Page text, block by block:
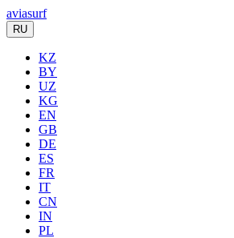
aviasurf
RU
KZ
BY
UZ
KG
EN
GB
DE
ES
FR
IT
CN
IN
PL